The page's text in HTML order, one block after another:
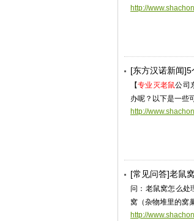
http://
[东方汉诺新闻
【专业灭老鼠公司
办呢？以下是一些
http://
[常见问答]老鼠
问：老鼠窝怎么处
窝（杂物堆里的
http://